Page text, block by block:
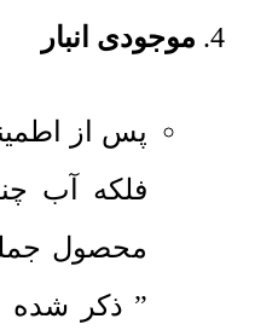
موجودی انبار
پس از
فلکه آب
محصول
” ذکر شده